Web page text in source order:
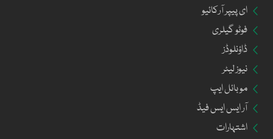
ای پیپر آرکائیو
فوٹو گیلری
ڈاؤنلوڈز
نیوز لیٹر
موبائل ایپ
آر ایس ایس فیڈ
اشتہارات